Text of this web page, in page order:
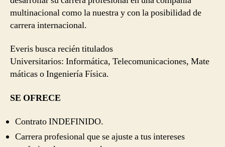
multinacional como la nuestra y con la posibilidad de
carrera internacional.
Everis busca recién titulados
Universitarios: Informática, Telecomunicaciones, Mate
máticas o Ingeniería Física.
SE OFRECE
Contrato INDEFINIDO.
Carrera profesional que se ajuste a tus intereses